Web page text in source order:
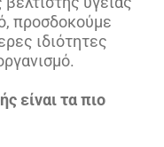
προσδοκούμε
ιδιότητες
είναι τα πιο